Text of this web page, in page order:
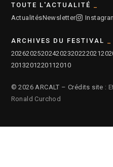
TOUTE L'ACTUALITÉ
ActualitésNewsletter
ARCHIVES DU FESTIVAL
202620252024202320222021
2013201220112010
© 2026 ARCALT – Crédits site :
Ronald Curchod